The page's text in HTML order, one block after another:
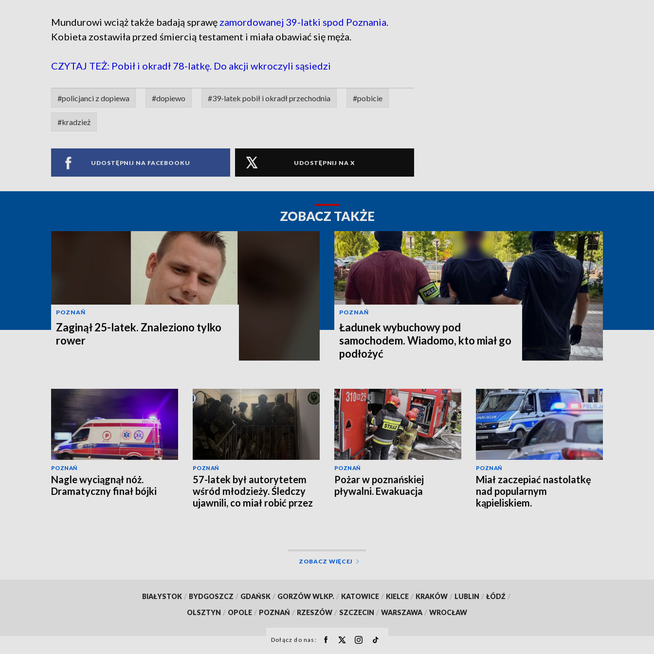
Mundurowi wciąż także badają sprawę zamordowanej 39-latki spod Poznania.
Kobieta zostawiła przed śmiercią testament i miała obawiać się męża.
CZYTAJ TEŻ: Pobił i okradł 78-latkę. Do akcji wkroczyli sąsiedzi
#policjanci z dopiewa #dopiewo #39-latek pobił i okradł przechodnia #pobicie
#kradzież
UDOSTĘPNIJ NA FACEBOOKU UDOSTĘPNIJ NA X
ZOBACZ TAKŻE
POZNAŃ
Zaginął 25-latek. Znaleziono tylko
rower
POZNAŃ
Ładunek wybuchowy pod
samochodem. Wiadomo, kto miał go
podłożyć
POZNAŃ
Nagle wyciągnął nóż.
Dramatyczny finał bójki
POZNAŃ
57-latek był autorytetem
wśród młodzieży. Śledczy
ujawnili, co miał robić przez
POZNAŃ
Pożar w poznańskiej
pływalni. Ewakuacja
POZNAŃ
Miał zaczepiać nastolatkę
nad popularnym
kąpieliskiem.
ZOBACZ WIĘCEJ
BIAŁYSTOK / BYDGOSZCZ / GDAŃSK / GORZÓW WLKP. / KATOWICE / KIELCE / KRAKÓW / LUBLIN / ŁÓDŹ /
OLSZTYN / OPOLE / POZNAŃ / RZESZÓW / SZCZECIN / WARSZAWA / WROCŁAW
Dołącz do nas: